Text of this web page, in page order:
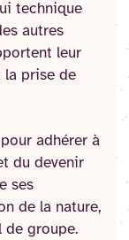
technique
autres
leur
la prise de
adhérer à
du devenir
ses
de la nature,
de groupe.